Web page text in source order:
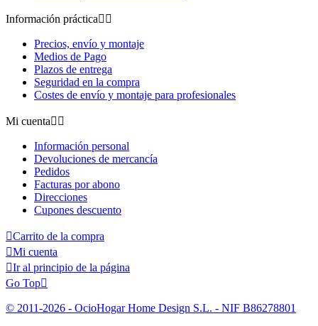
Información práctica 
Precios, envío y montaje
Medios de Pago
Plazos de entrega
Seguridad en la compra
Costes de envío y montaje para profesionales
Mi cuenta 
Información personal
Devoluciones de mercancía
Pedidos
Facturas por abono
Direcciones
Cupones descuento
Carrito de la compra
Mi cuenta
Ir al principio de la página
Go Top
© 2011-2026 - OcioHogar Home Design S.L. - NIF B86278801